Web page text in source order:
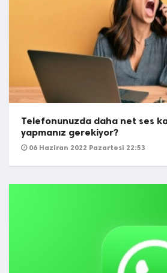
Telefonunuzda daha net ses
yapmanız gerekiyor?
06 Haziran 2022 Pazartesi 22:53